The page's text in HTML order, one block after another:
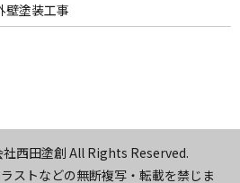
塗装工事
西田塗創 All Rights Reserved.
ストなどの無断複写・転載を禁じま